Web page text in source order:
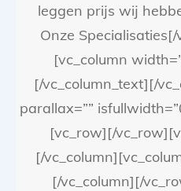
leggen prijs wij
Onze
[vc_column
[/vc_column_text][/
parallax=””
[vc_row][/
[/
[/vc_column][/